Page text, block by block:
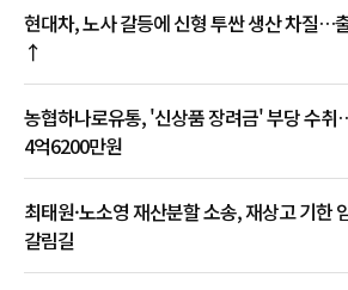
현대차, 노사 갈등에 신형 투싼 생산 차질…
↑
농협하나로유통, '신상품 장려금' 부당 수
4억6200만원
최태원·노소영 재산분할 소송, 재상고 기한
갈림길